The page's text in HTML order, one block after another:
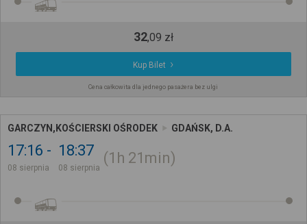
32,09 zł
Kup Bilet
Cena całkowita dla jednego pasażera bez ulgi
GARCZYN,KOŚCIERSKI OŚRODEK GDAŃSK, D.A.
17:16
08 sierpnia
18:37
08 sierpnia
1h 21min